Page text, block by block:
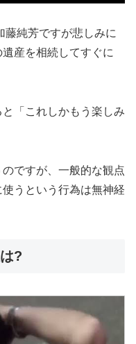
藤純芳ですが悲しみに
産を相続してすぐに
「これしかもう楽しみ
ですが、一般的な観点
うという行為は無神経
?